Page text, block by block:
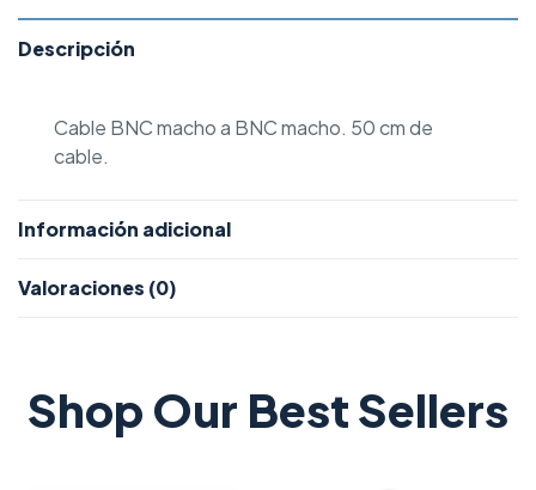
Descripción
Cable BNC macho a BNC macho. 50 cm de
cable.
Información adicional
Valoraciones (0)
Shop Our Best Sellers